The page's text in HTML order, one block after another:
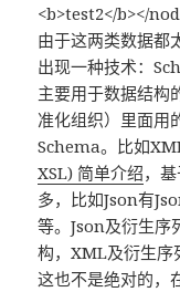
<b>test2</b></
由于这两类数据都
出现一种技术：
主要用于数据结构
准化组织）里面用
Schema。比如
XSL) 简单介绍，
多，比如Json有
等。Json及衍生序
构，XML及衍生序
这也不是绝对的，